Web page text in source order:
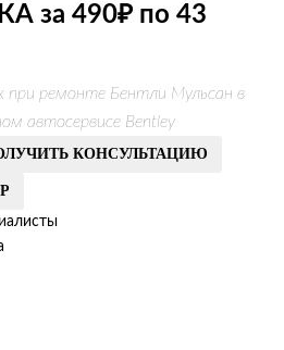
за 490₽ по 43
при ремонте Бентли Мульсан в
автосервисе Bentley
КОНСУЛЬТАЦИЮ